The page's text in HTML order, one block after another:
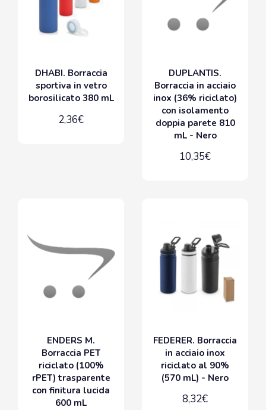
DHABI. Borraccia
sportiva in vetro
borosilicato 380 mL
2,36€
DUPLANTIS.
Borraccia in acciaio
inox (36% riciclato)
con isolamento
doppia parete 810
mL - Nero
10,35€
ENDERS M.
Borraccia PET
riciclato (100%
rPET) trasparente
con finitura lucida
600 mL
FEDERER. Borraccia
in acciaio inox
riciclato al 90%
(570 mL) - Nero
8,32€